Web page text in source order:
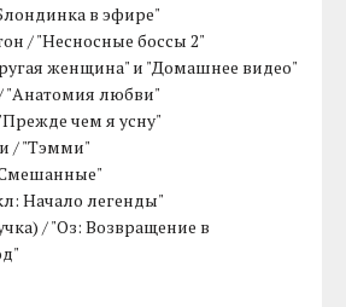
в эфире"
/ "Несносные боссы 2"
женщина" и "Домашнее видео"
"Анатомия любви"
чем я усну"
/ "Тэмми"
Начало легенды"
/ "Оз: Возвращение в